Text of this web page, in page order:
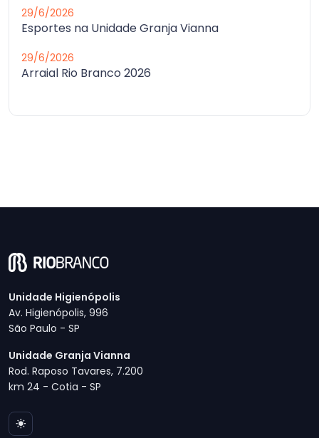
29/6/2026
Esportes na Unidade Granja Vianna
29/6/2026
Arraial Rio Branco 2026
Unidade Higienópolis
Av. Higienópolis, 996
São Paulo - SP
Unidade Granja Vianna
Rod. Raposo Tavares, 7.200
km 24 - Cotia - SP